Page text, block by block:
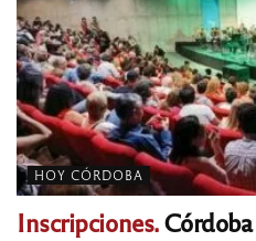
HOY CÓRDOBA
Inscripciones.Córdoba